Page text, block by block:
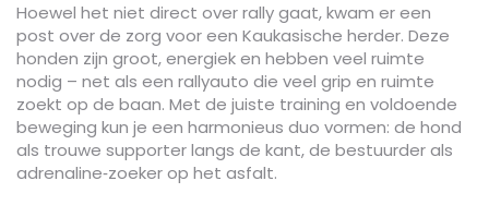
Hoewel het niet direct over rally gaat, kwam er een
post over de zorg voor een Kaukasische herder. Deze
honden zijn groot, energiek en hebben veel ruimte
nodig – net als een rallyauto die veel grip en ruimte
zoekt op de baan. Met de juiste training en voldoende
beweging kun je een harmonieus duo vormen: de hond
als trouwe supporter langs de kant, de bestuurder als
adrenaline‑zoeker op het asfalt.